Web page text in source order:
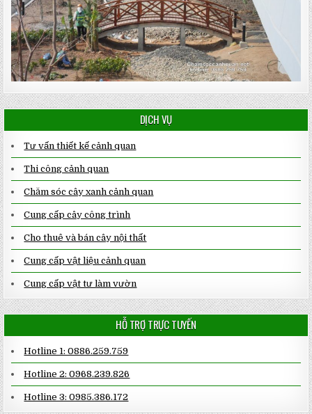
DỊCH VỤ
Tư vấn thiết kế cảnh quan
Thi công cảnh quan
Chăm sóc cây xanh cảnh quan
Cung cấp cây công trình
Cho thuê và bán cây nội thất
Cung cấp vật liệu cảnh quan
Cung cấp vật tư làm vườn
HỖ TRỢ TRỰC TUYẾN
Hotline 1: 0886.259.759
Hotline 2: 0968.239.826
Hotline 3: 0985.386.172